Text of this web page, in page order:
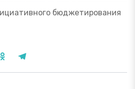
бюджетирования